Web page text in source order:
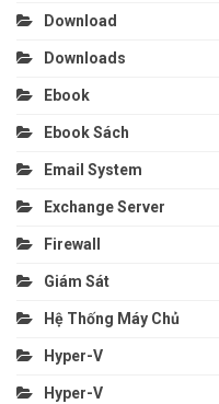
Download
Downloads
Ebook
Ebook Sách
Email System
Exchange Server
Firewall
Giám Sát
Hệ Thống Máy Chủ
Hyper-V
Hyper-V